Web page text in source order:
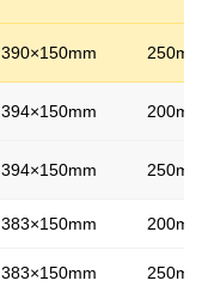
390×150mm 250m
394×150mm 200m
394×150mm 250m
383×150mm 200m
383×150mm 250m